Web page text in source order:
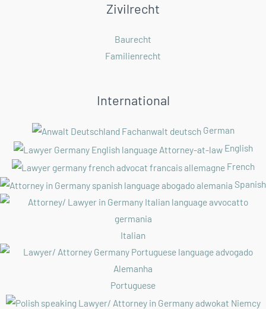
Zivilrecht
Baurecht
Familienrecht
International
German
English
French
Spanish
Italian
Portuguese